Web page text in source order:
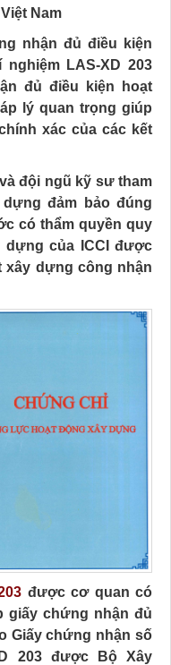
Nam
nhận đủ điều kiện
LAS-XD 203
đủ điều kiện hoạt
lý quan trọng giúp
xác của các kết
đội ngũ kỹ sư tham
đảm bảo đúng
có thẩm quyền quy
dựng của ICCI được
xây dựng công nhận
được cơ quan có
giấy chứng nhận đủ
Giấy chứng nhận số
203 được Bộ Xây